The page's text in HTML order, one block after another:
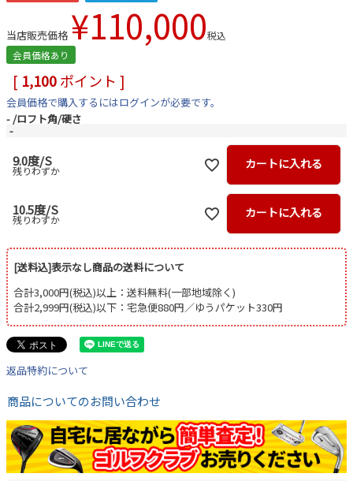
当店販売価格 ¥110,000税込
会員価格あり
[ 1,100ポイント ]
会員価格で購入するにはログインが必要です。
- ロフト角/硬さ
-
9.0度/S
残りわずか カートに入れる
10.5度/S
残りわずか カートに入れる
[送料込]表示なし商品の送料について
合計3,000円(税込)以上：送料無料(一部地域除く)
合計2,999円(税込)以下：宅急便880円／ゆうパケット330円
返品特約について
商品についてのお問い合わせ